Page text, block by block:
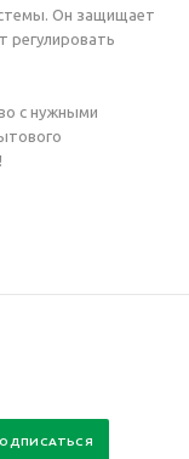
Он защищает
регулировать
с нужными